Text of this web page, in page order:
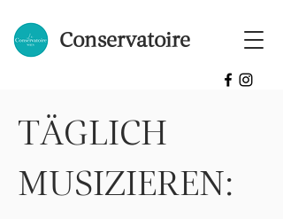
Conservatoire
TÄGLICH
MUSIZIEREN: